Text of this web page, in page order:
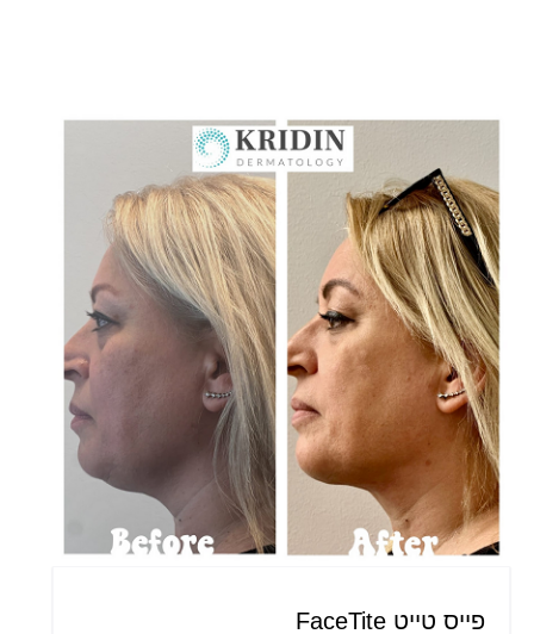
פייס טייט FaceTite